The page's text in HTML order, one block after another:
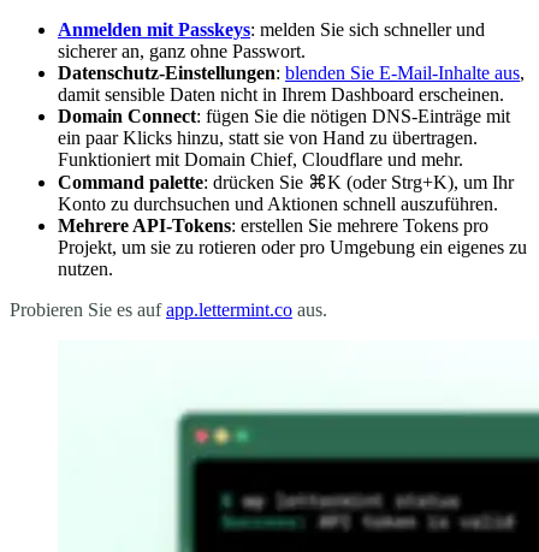
Anmelden mit Passkeys: melden Sie sich schneller und
sicherer an, ganz ohne Passwort.
Datenschutz-Einstellungen: blenden Sie E-Mail-Inhalte aus,
damit sensible Daten nicht in Ihrem Dashboard erscheinen.
Domain Connect: fügen Sie die nötigen DNS-Einträge mit
ein paar Klicks hinzu, statt sie von Hand zu übertragen.
Funktioniert mit Domain Chief, Cloudflare und mehr.
Command palette: drücken Sie ⌘K (oder Strg+K), um Ihr
Konto zu durchsuchen und Aktionen schnell auszuführen.
Mehrere API-Tokens: erstellen Sie mehrere Tokens pro
Projekt, um sie zu rotieren oder pro Umgebung ein eigenes zu
nutzen.
Probieren Sie es aufapp.lettermint.co aus.